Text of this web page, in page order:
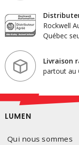
Rockwell
Québec
Livraison
partout au
LUMEN
Qui nous sommes